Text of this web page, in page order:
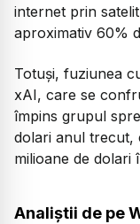
internet prin
aproximativ 60%
Totuși, fuziunea
xAI, care se
împins grupul
dolari anul trecut,
milioane de dolari
Analiștii de pe